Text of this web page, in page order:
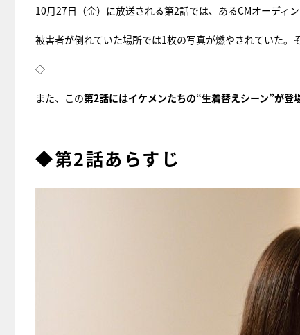
10月27日（金）に放送される第2話では、あるCMオーディ
被害者が倒れていた場所では1枚の写真が燃やされていた
◇
また、この第2話にはイケメンたちの“生着替えシーン”が登
◆第2話あらすじ